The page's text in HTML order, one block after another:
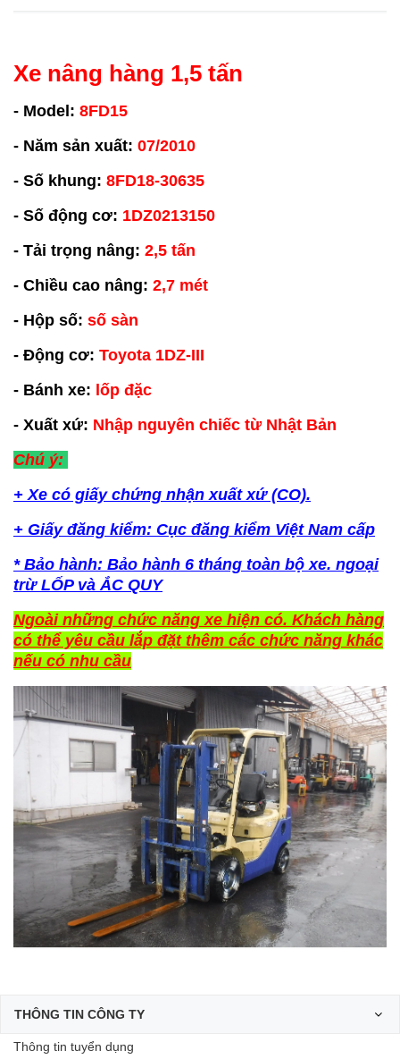
Xe nâng hàng 1,5 tấn
- Model: 8FD15
- Năm sản xuất: 07/2010
- Số khung: 8FD18-30635
- Số động cơ: 1DZ0213150
- Tải trọng nâng: 2,5 tấn
- Chiều cao nâng: 2,7 mét
- Hộp số: số sàn
- Động cơ: Toyota 1DZ-III
- Bánh xe: lốp đặc
- Xuất xứ: Nhập nguyên chiếc từ Nhật Bản
Chú ý:
+ Xe có giấy chứng nhận xuất xứ (CO).
+ Giấy đăng kiểm: Cục đăng kiểm Việt Nam cấp
* Bảo hành: Bảo hành 6 tháng toàn bộ xe. ngoại
trừ LỐP và ẮC QUY
Ngoài những chức năng xe hiện có. Khách hàng
có thể yêu cầu lắp đặt thêm các chức năng khác
nếu có nhu cầu
THÔNG TIN CÔNG TY
Thông tin tuyển dụng